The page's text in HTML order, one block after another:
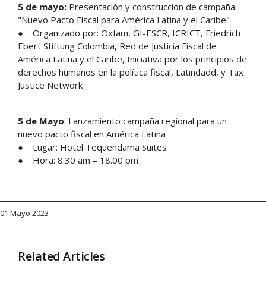
5 de mayo: Presentación y construcción de campaña:
"Nuevo Pacto Fiscal para América Latina y el Caribe"
● Organizado por: Oxfam, GI-ESCR, ICRICT, Friedrich
Ebert Stiftung Colombia, Red de Justicia Fiscal de
América Latina y el Caribe, Iniciativa por los principios de
derechos humanos en la política fiscal, Latindadd, y Tax
Justice Network
5 de Mayo: Lanzamiento campaña regional para un
nuevo pacto fiscal en América Latina
● Lugar: Hotel Tequendama Suites
● Hora: 8.30 am – 18.00 pm
01 Mayo 2023
Related Articles